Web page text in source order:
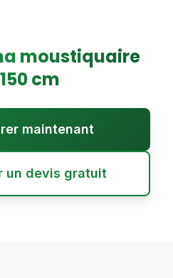
moustiquaire
150cm
maintenant
un devis gratuit